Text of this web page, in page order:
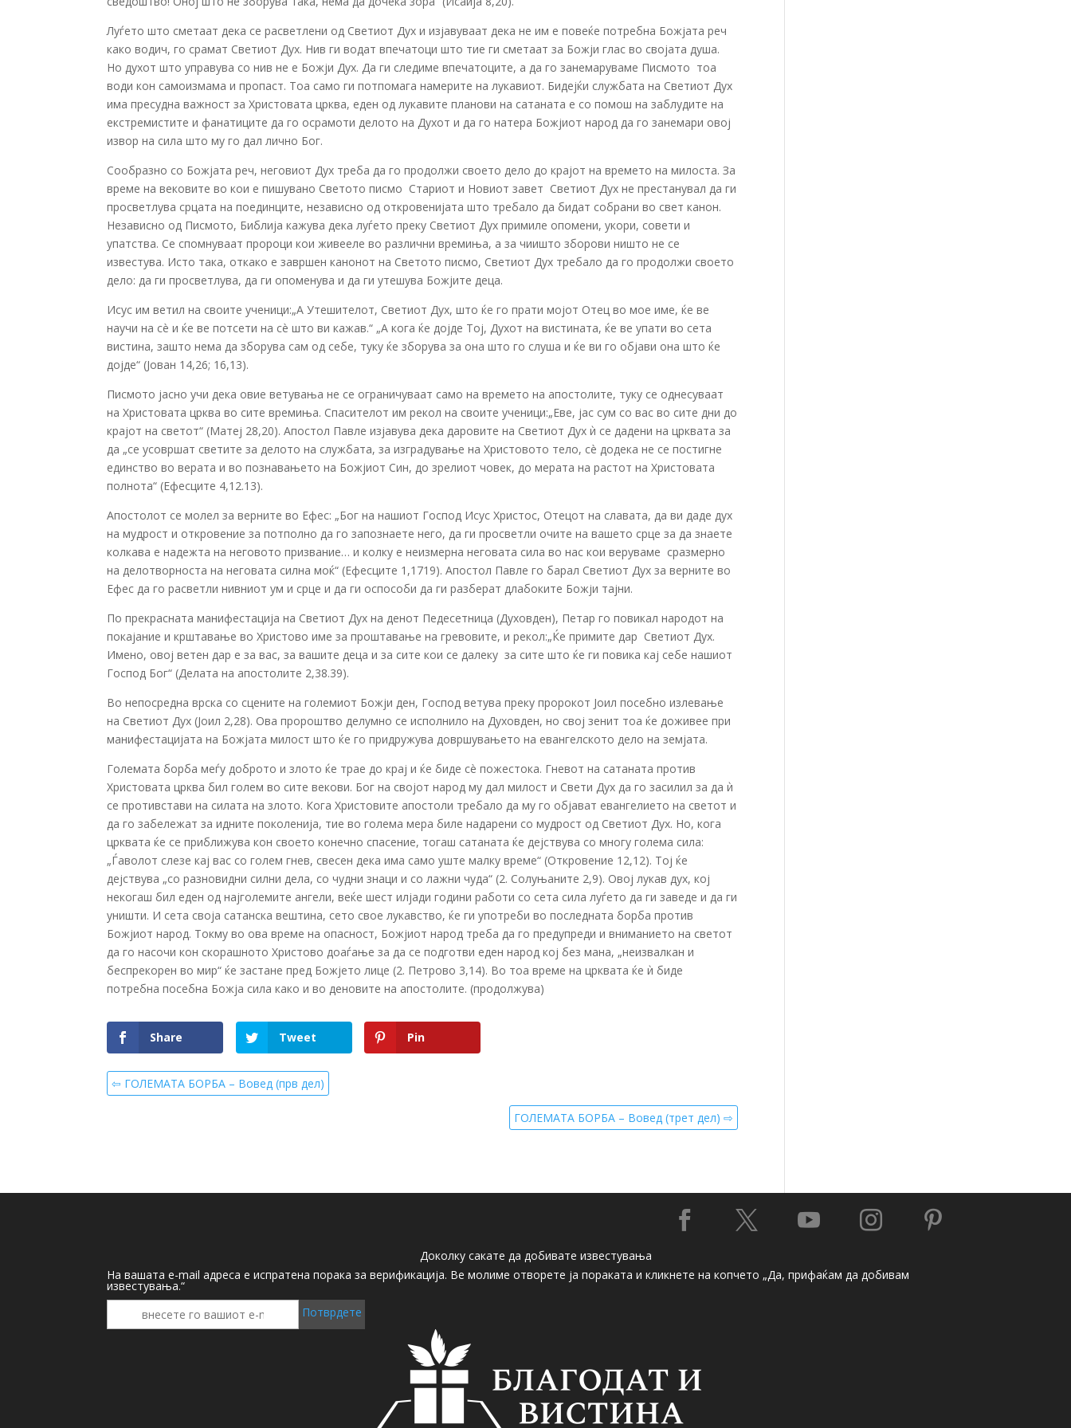
Луѓето што сметаат дека се расветлени од Светиот Дух и изјавуваат дека не им е повеќе потребна Божјата реч
како водич, го срамат Светиот Дух. Нив ги водат впечатоци што тие ги сметаат за Божји глас во својата душа.
Но духот што управува со нив не е Божји Дух. Да ги следиме впечатоците, а да го занемаруваме Писмото ­ тоа
води кон самоизмама и пропаст. Тоа само ги потпомага намерите на лукавиот. Бидејќи службата на Светиот Дух
има пресудна важност за Христовата црква, еден од лукавите планови на сатаната е со помош на заблудите на
екстремистите и фанатиците да го осрамоти делото на Духот и да го натера Божјиот народ да го занемари овој
извор на сила што му го дал лично Бог.
Сообразно со Божјата реч, неговиот Дух треба да го продолжи своето дело до крајот на времето на милоста. За
време на вековите во кои е пишувано Светото писмо ­ Стариот и Новиот завет ­ Светиот Дух не престанувал да ги
просветлува срцата на поединците, независно од откровенијата што требало да бидат собрани во свет канон.
Независно од Писмото, Библија кажува дека луѓето преку Светиот Дух примиле опомени, укори, совети и
упатства. Се спомнуваат пророци кои живееле во различни времиња, а за чиишто зборови ништо не се
известува. Исто така, откако е завршен канонот на Светото писмо, Светиот Дух требало да го продолжи своето
дело: да ги просветлува, да ги опоменува и да ги утешува Божјите деца.
Исус им ветил на своите ученици:„А Утешителот, Светиот Дух, што ќе го прати мојот Отец во мое име, ќе ве
научи на сè и ќе ве потсети на сè што ви кажав.“ „А кога ќе дојде Тој, Духот на вистината, ќе ве упати во сета
вистина, зашто нема да зборува сам од себе, туку ќе зборува за она што го слуша и ќе ви го објави она што ќе
дојде“ (Јован 14,26; 16,13).
Писмото јасно учи дека овие ветувања не се ограничуваат само на времето на апостолите, туку се однесуваат
на Христовата црква во сите времиња. Спасителот им рекол на своите ученици:„Еве, јас сум со вас во сите дни до
крајот на светот“ (Матеј 28,20). Апостол Павле изјавува дека даровите на Светиот Дух ѝ се дадени на црквата за
да „се усовршат светите за делото на службата, за изградување на Христовото тело, сè додека не се постигне
единство во верата и во познавањето на Божјиот Син, до зрелиот човек, до мерата на растот на Христовата
полнота“ (Ефесците 4,12.13).
Апостолот се молел за верните во Ефес: „Бог на нашиот Господ Исус Христос, Отецот на славата, да ви даде дух
на мудрост и откровение за потполно да го запознаете него, да ги просветли очите на вашето срце за да знаете
колкава е надежта на неговото призвание… и колку е неизмерна неговата сила во нас кои веруваме ­ сразмерно
на делотворноста на неговата силна моќ“ (Ефесците 1,17­19). Апостол Павле го барал Светиот Дух за верните во
Ефес да го расветли нивниот ум и срце и да ги оспособи да ги разберат длабоките Божји тајни.
По прекрасната манифестација на Светиот Дух на денот Педесетница (Духовден), Петар го повикал народот на
покајание и крштавање во Христово име за проштавање на гревовите, и рекол:„Ќе примите дар ­ Светиот Дух.
Имено, овој ветен дар е за вас, за вашите деца и за сите кои се далеку ­ за сите што ќе ги повика кај себе нашиот
Господ Бог“ (Делата на апостолите 2,38.39).
Во непосредна врска со сцените на големиот Божји ден, Господ ветува преку пророкот Јоил посебно излевање
на Светиот Дух (Јоил 2,28). Ова пророштво делумно се исполнило на Духовден, но свој зенит тоа ќе доживее при
манифестацијата на Божјата милост што ќе го придружува довршувањето на евангелското дело на земјата.
Големата борба меѓу доброто и злото ќе трае до крај и ќе биде сè пожестока. Гневот на сатаната против
Христовата црква бил голем во сите векови. Бог на својот народ му дал милост и Свети Дух да го засилил за да ѝ
се противстави на силата на злото. Кога Христовите апостоли требало да му го објават евангелието на светот и
да го забележат за идните поколенија, тие во голема мера биле надарени со мудрост од Светиот Дух. Но, кога
црквата ќе се приближува кон своето конечно спасение, тогаш сатаната ќе дејствува со многу голема сила:
„Ѓаволот слезе кај вас со голем гнев, свесен дека има само уште малку време“ (Откровение 12,12). Тој ќе
дејствува „со разновидни силни дела, со чудни знаци и со лажни чуда“ (2. Солуњаните 2,9). Овој лукав дух, кој
некогаш бил еден од најголемите ангели, веќе шест илјади години работи со сета сила луѓето да ги заведе и да ги
уништи. И сета своја сатанска вештина, сето свое лукавство, ќе ги употреби во последната борба против
Божјиот народ. Токму во ова време на опасност, Божјиот народ треба да го предупреди и вниманието на светот
да го насочи кон скорашното Христово доаѓање за да се подготви еден народ кој без мана, „неизвалкан и
беспрекорен во мир“ ќе застане пред Божјето лице (2. Петрово 3,14). Во тоа време на црквата ќе ѝ биде
потребна посебна Божја сила како и во деновите на апостолите. (продолжува)
Share Tweet Pin
⇦ ГОЛЕМАТА БОРБА – Вовед (прв дел)
ГОЛЕМАТА БОРБА – Вовед (трет дел) ⇨
    
Доколку сакате да добивате известувања
На вашата e-mail адреса е испратена порака за верификација. Ве молиме отворете ја пораката и кликнете на копчето „Да, прифаќам да добивам
известувања.“
Потврдете